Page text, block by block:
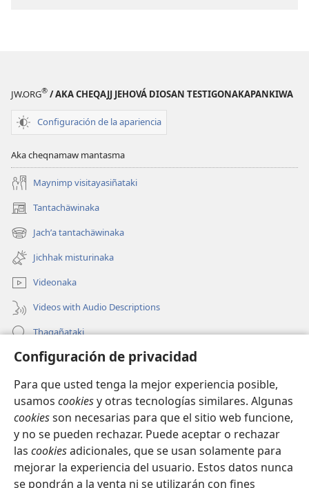
Configuración de privacidad
Para que usted tenga la mejor experiencia posible,
usamos cookiesy otras tecnologías similares. Algunas
cookiesson necesarias para que el sitio web funcione,
y no se pueden rechazar. Puede aceptar o rechazar
las cookiesadicionales, que se usan solamente para
mejorar la experiencia del usuario. Estos datos nunca
se pondrán a la venta ni se utilizarán con fines
JW.ORG® / AKA CHEQAJJ JEHOVÁ DIOSAN TESTIGONAKAPANKIWA
Configuración de la apariencia
Aka cheqnamaw mantasma
Maynimp visitayasiñataki
Tantachäwinaka
(opens
new
window)
Jachʼa tantachäwinaka
(opens
new
window)
Jichhak misturinaka
Videonaka
Videos with Audio Descriptions
Thaqañataki
Oraqpachat yatiyäwinaka
Donacionanaka
(opens
window)INTERNETANKIR BIBLIOTECA
(opens
new
window)JW Hub ®
(opens
new